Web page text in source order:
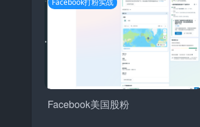
Facebook打粉实战
Facebook美国股粉